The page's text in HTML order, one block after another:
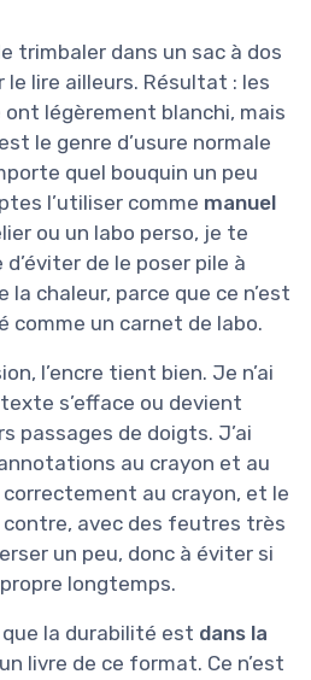
trimbaler dans un sac à dos
lire ailleurs. Résultat : les
légèrement blanchi, mais
le genre d’usure normale
quel bouquin un peu
l’utiliser comme manuel
ou un labo perso, je te
de le poser pile à
la chaleur, parce que ce n’est
comme un carnet de labo.
l’encre tient bien. Je n’ai
s’efface ou devient
passages de doigts. J’ai
au crayon et au
correctement au crayon, et le
contre, avec des feutres très
un peu, donc à éviter si
longtemps.
la durabilité est dans la
livre de ce format. Ce n’est